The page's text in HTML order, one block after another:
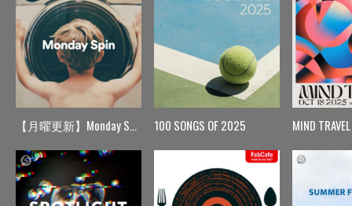
【月曜更新】Monday Spin 100 SONGS OF 2025 MIND TRAVEL